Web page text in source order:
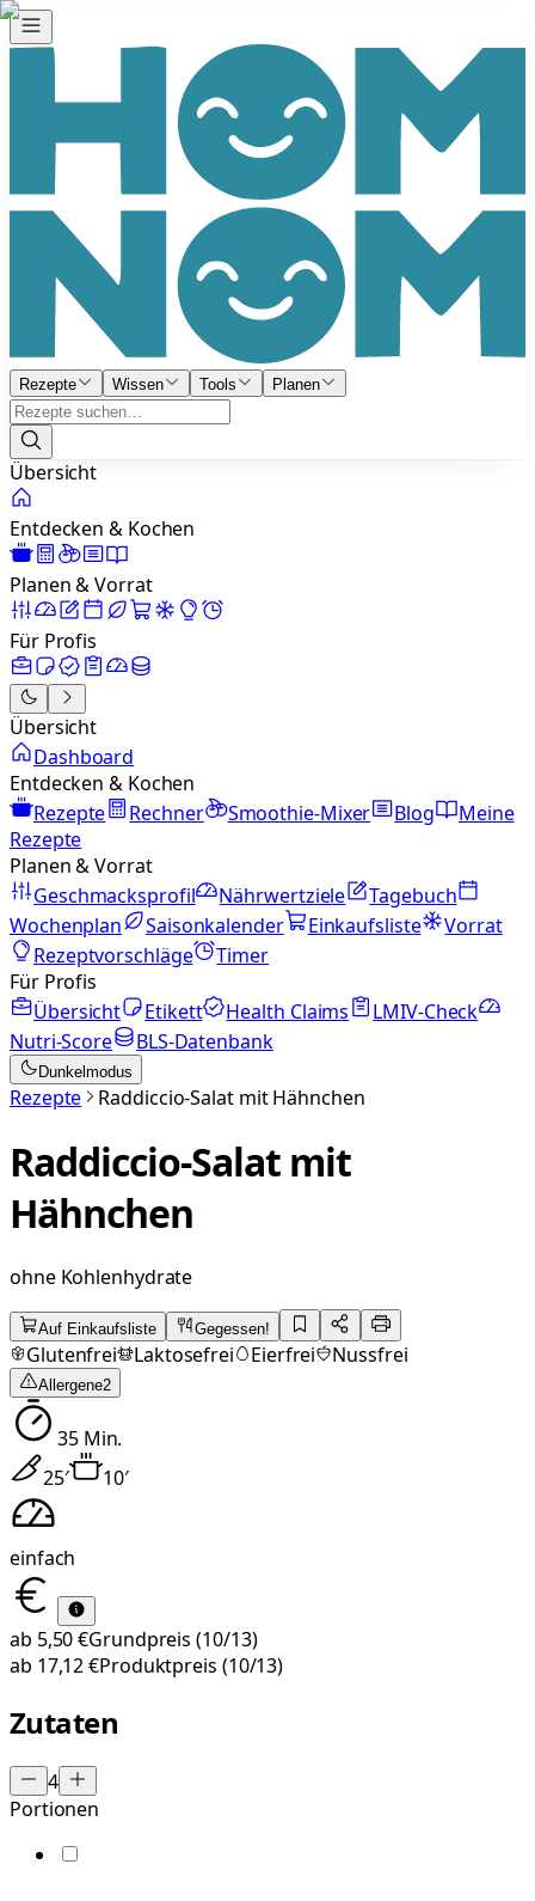
Rezepte Wissen Tools Planen
Übersicht
Entdecken & Kochen
Planen & Vorrat
Für Profis
Übersicht
Dashboard
Entdecken & Kochen
Rezepte
Rechner Smoothie-Mixer Blog
Meine
Rezepte
Planen & Vorrat
Geschmacksprofil
Nährwertziele
Tagebuch
Wochenplan
Saisonkalender Einkaufsliste
Vorrat
Rezeptvorschläge
Timer
Für Profis
Übersicht
Etikett Health Claims
LMIV-Check
Nutri-Score
BLS-Datenbank
Dunkelmodus
Rezepte Raddiccio-Salat mit Hähnchen
Raddiccio-Salat mit
Hähnchen
ohne Kohlenhydrate
Auf Einkaufsliste Gegessen!
Glutenfrei Laktosefrei Eierfrei Nussfrei
Allergene2
35Min.
25′ 10′
einfach
ab 5,50 €Grundpreis (10/13)
ab 17,12 €Produktpreis (10/13)
Zutaten
4
Portionen